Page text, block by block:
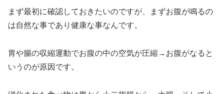
まず最初に確認しておきたいのですが、まずお腹が鳴るの
は自然な事であり健康な事なんです。
胃や腸の収縮運動でお腹の中の空気が圧縮→お腹がなると
いうのが原因です。